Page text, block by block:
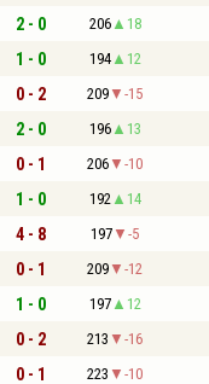
2 - 0 206 18
1 - 0 194 12
0 - 2 209 -15
2 - 0 196 13
0 - 1 206 -10
1 - 0 192 14
4 - 8 197 -5
0 - 1 209 -12
1 - 0 197 12
0 - 2 213 -16
0 - 1 223 -10